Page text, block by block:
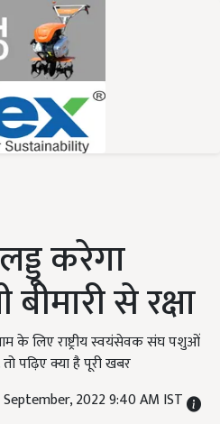
करेगा
से रक्षा
के लिए राष्ट्रीय स्वयंसेवक संघ पशुओं
पढ़िए क्या है पूरी खबर
2022 9:40 AM IST